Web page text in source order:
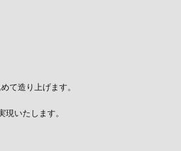
て造り上げます。
いたします。